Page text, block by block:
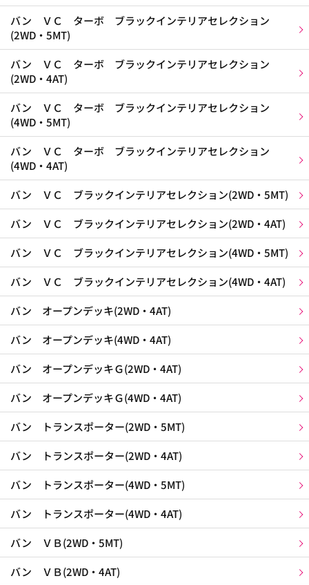
バン ＶＣ ターボ ブラックインテリアセレクション
(2WD・5MT)
バン ＶＣ ターボ ブラックインテリアセレクション
(2WD・4AT)
バン ＶＣ ターボ ブラックインテリアセレクション
(4WD・5MT)
バン ＶＣ ターボ ブラックインテリアセレクション
(4WD・4AT)
バン ＶＣ ブラックインテリアセレクション(2WD・5MT)
バン ＶＣ ブラックインテリアセレクション(2WD・4AT)
バン ＶＣ ブラックインテリアセレクション(4WD・5MT)
バン ＶＣ ブラックインテリアセレクション(4WD・4AT)
バン オープンデッキ(2WD・4AT)
バン オープンデッキ(4WD・4AT)
バン オープンデッキＧ(2WD・4AT)
バン オープンデッキＧ(4WD・4AT)
バン トランスポーター(2WD・5MT)
バン トランスポーター(2WD・4AT)
バン トランスポーター(4WD・5MT)
バン トランスポーター(4WD・4AT)
バン ＶＢ(2WD・5MT)
バン ＶＢ(2WD・4AT)